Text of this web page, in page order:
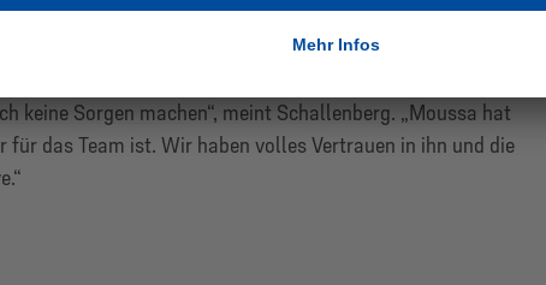
hatte. Anstelle von Džeko war Moussa Sylla am
traf dabei zum zwischenzeitlichen 1:0 und bewies
„Wenn man einen Stürmer mit dieser Qualität in der
keine Sorgen machen“, meint Schallenberg. „Moussa hat
das Team ist. Wir haben volles Vertrauen in ihn und die